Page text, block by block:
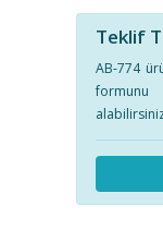
Teklif
AB-774